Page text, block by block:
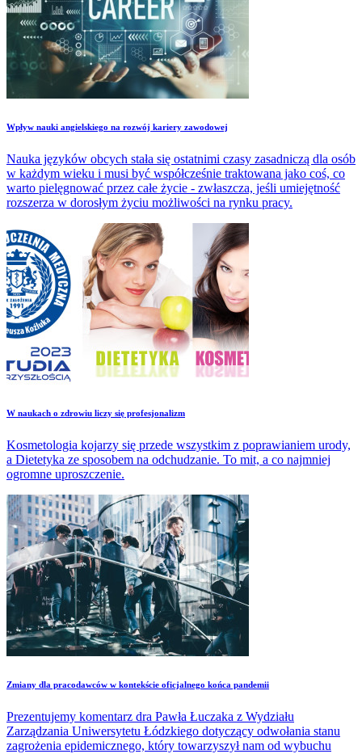
Wpływ nauki angielskiego na rozwój kariery zawodowej
Nauka języków obcych stała się ostatnimi czasy zasadniczą dla osób
w każdym wieku i musi być współcześnie traktowana jako coś, co
warto pielęgnować przez całe życie - zwłaszcza, jeśli umiejętność
rozszerza w dorosłym życiu możliwości na rynku pracy.
​W naukach o zdrowiu liczy się profesjonalizm
Kosmetologia kojarzy się przede wszystkim z poprawianiem urody,
a Dietetyka ze sposobem na odchudzanie. To mit, a co najmniej
ogromne uproszczenie.
Zmiany dla pracodawców w kontekście oficjalnego końca pandemii
Prezentujemy komentarz dra Pawła Łuczaka z Wydziału
Zarządzania Uniwersytetu Łódzkiego dotyczący odwołania stanu
zagrożenia epidemicznego, który towarzyszył nam od wybuchu